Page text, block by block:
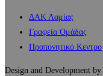
ΔΑΚ Λαμίας
Γραφεία Ομάδας
Προπονητικό Κεντρο
Design and Development by